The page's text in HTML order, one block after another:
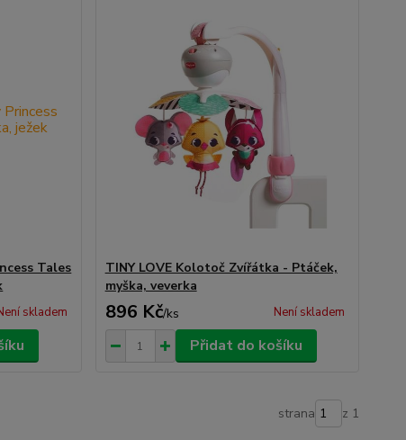
Tales
skladem
TINY LOVE Kolotoč Zvířátka - Ptáček,
myška, veverka
896 Kč/ks Není skladem
Přidat do košíku
strana z 1